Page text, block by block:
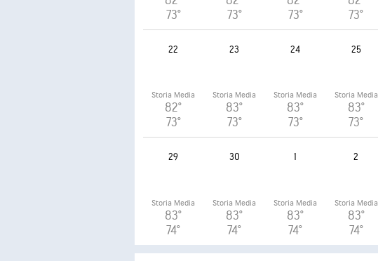
73°
73°
73°
73°
22
Storia Media
82°
73°
23
Storia Media
83°
73°
24
Storia Media
83°
73°
25
Storia Media
83°
73°
29
Storia Media
83°
74°
30
Storia Media
83°
74°
1
Storia Media
83°
74°
2
Storia Media
83°
74°